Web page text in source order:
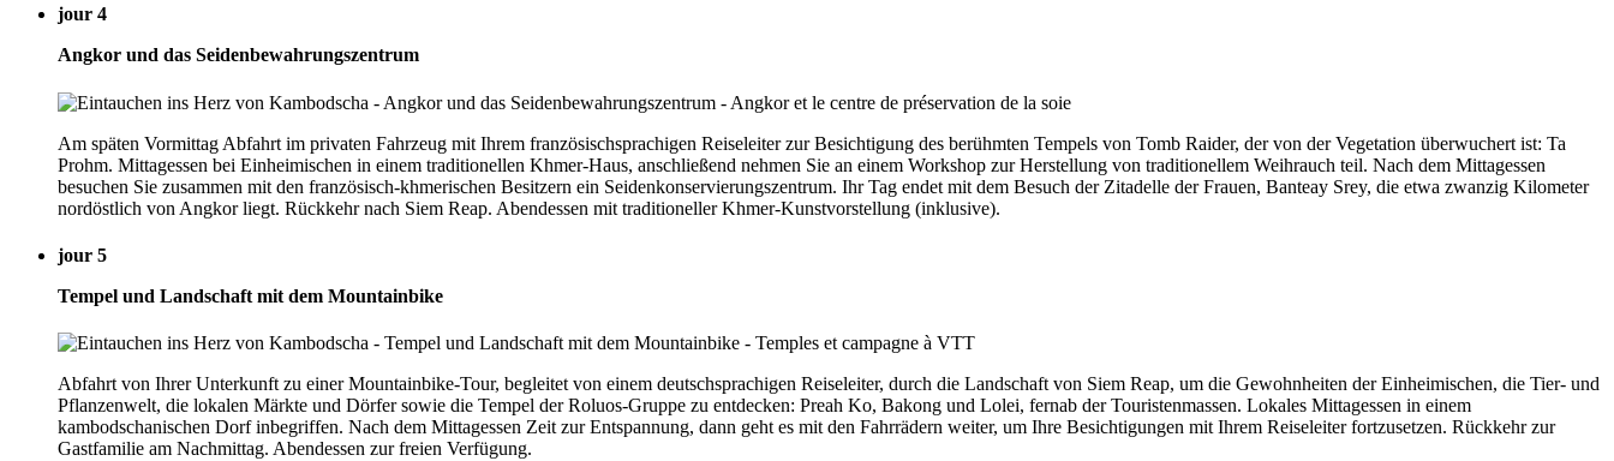
jour 4
Angkor und das Seidenbewahrungszentrum
Am späten Vormittag Abfahrt im privaten Fahrzeug mit Ihrem französischsprachigen Reiseleiter zur Besichtigung des berühmten Tempels von Tomb Raider, der von der Vegetation überwuchert ist: Ta
Prohm. Mittagessen bei Einheimischen in einem traditionellen Khmer-Haus, anschließend nehmen Sie an einem Workshop zur Herstellung von traditionellem Weihrauch teil. Nach dem Mittagessen
besuchen Sie zusammen mit den französisch-khmerischen Besitzern ein Seidenkonservierungszentrum. Ihr Tag endet mit dem Besuch der Zitadelle der Frauen, Banteay Srey, die etwa zwanzig Kilometer
nordöstlich von Angkor liegt. Rückkehr nach Siem Reap. Abendessen mit traditioneller Khmer-Kunstvorstellung (inklusive).
jour 5
Tempel und Landschaft mit dem Mountainbike
Abfahrt von Ihrer Unterkunft zu einer Mountainbike-Tour, begleitet von einem deutschsprachigen Reiseleiter, durch die Landschaft von Siem Reap, um die Gewohnheiten der Einheimischen, die Tier- und
Pflanzenwelt, die lokalen Märkte und Dörfer sowie die Tempel der Roluos-Gruppe zu entdecken: Preah Ko, Bakong und Lolei, fernab der Touristenmassen. Lokales Mittagessen in einem
kambodschanischen Dorf inbegriffen. Nach dem Mittagessen Zeit zur Entspannung, dann geht es mit den Fahrrädern weiter, um Ihre Besichtigungen mit Ihrem Reiseleiter fortzusetzen. Rückkehr zur
Gastfamilie am Nachmittag. Abendessen zur freien Verfügung.